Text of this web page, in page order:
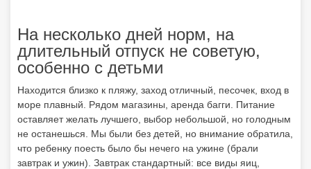
На несколько дней норм, на
длительный отпуск не советую,
особенно с детьми
Находится близко к пляжу, заход отличный, песочек, вход в
море плавный. Рядом магазины, аренда багги. Питание
оставляет желать лучшего, выбор небольшой, но голодным
не останешься. Мы были без детей, но внимание обратила,
что ребенку поесть было бы нечего на ужине (брали
завтрак и ужин). Завтрак стандартный: все виды яиц,